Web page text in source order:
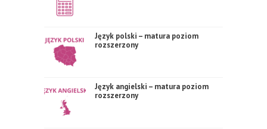
Język polski – matura poziom
rozszerzony
Język angielski – matura poziom
rozszerzony